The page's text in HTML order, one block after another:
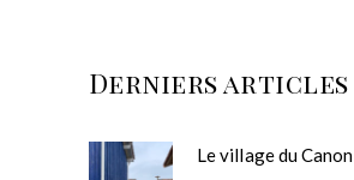
Derniers articles
Le village du Canon